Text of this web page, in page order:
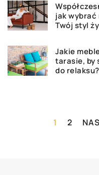
jak
Twój styl
Jakie
tarasie, by
do relaksu?
1 2